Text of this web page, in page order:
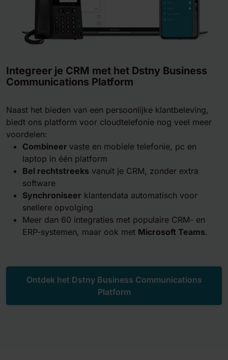
Integreer je CRM met het Dstny Business
Communications Platform
Naast het bieden van een persoonlijke klantbeleving,
biedt ons platform voor cloudtelefonie nog veel meer
voordelen:
Combineer vaste en mobiele telefonie, pc en
laptop in één platform
Bel rechtstreeks vanuit je CRM, zonder extra
software
Synchroniseer klantendata automatisch voor
snellere opvolging
Meer dan 60 integraties met populaire CRM- en
ERP-systemen, maar ook met Microsoft Teams.
Ontdek het Dstny Business Communications
Platform